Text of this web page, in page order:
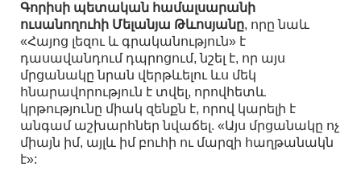
Գորիսի պետական համալսարանի
ուսանողուհի Մելանյա Թևոսյանը, որը նաև
«Հայոց լեզու և գրականություն» է
դասավանդում դպրոցում, նշել է, որ այս
մրցանակը նրան վերթևելու ևս մեկ
հնարավորություն է տվել, որովհետև
կրթությունը միակ զենքն է, որով կարելի է
անգամ աշխարհներ նվաճել. «Այս մրցանակը ոչ
միայն իմ, այլև իմ բուհի ու մարզի հաղթանակն
է»: